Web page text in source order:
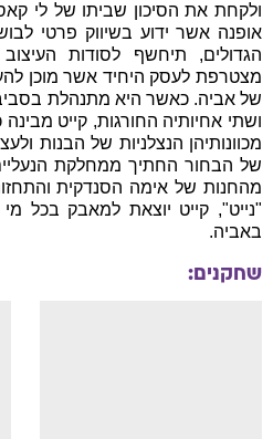
ולקחת את הסיכון שביתו של לי
אופנה אשר ידוע בשיווק פרטי
הגדולים, תיחשף לסודות
מצטרפת לעסק היחיד אשר מוכן
של אביה. כאשר היא מתנהלת
ושתי אחיותיה החורגות, קייט
מכוונותיהן הנצלניות של הבנות
של הבחור החתיך ממחלקת
מהחנות של אימה הסנדקית
"נייט", קייט יוצאת למאבק בכל
באביה.
שחקנים: